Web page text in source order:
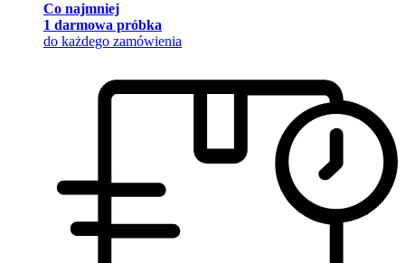
Co najmniej
1 darmowa próbka
do każdego zamówienia